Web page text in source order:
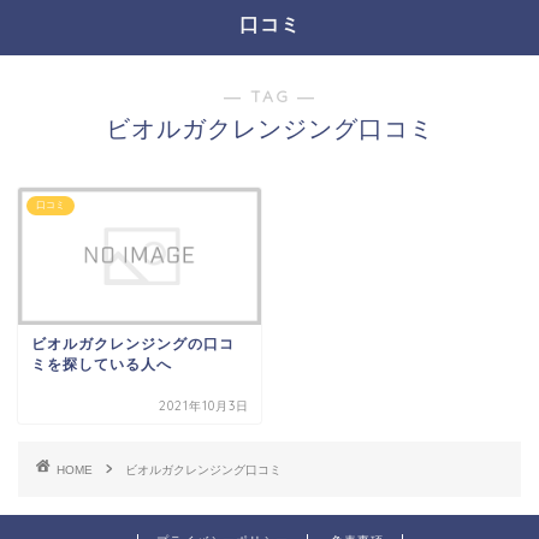
口コミ
― TAG ―
ビオルガクレンジング口コミ
口コミ
ビオルガクレンジングの口コ
ミを探している人へ
2021年10月3日
HOME ビオルガクレンジング口コミ